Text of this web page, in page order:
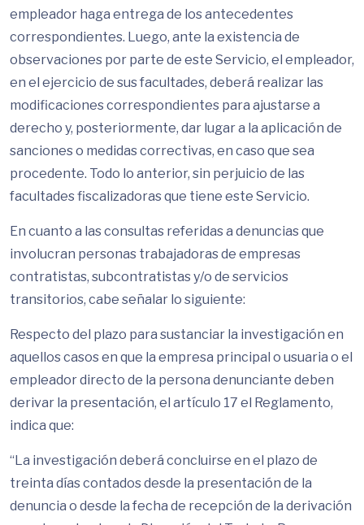
empleador haga entrega de los antecedentes
correspondientes. Luego, ante la existencia de
observaciones por parte de este Servicio, el empleador,
en el ejercicio de sus facultades, deberá realizar las
modificaciones correspondientes para ajustarse a
derecho y, posteriormente, dar lugar a la aplicación de
sanciones o medidas correctivas, en caso que sea
procedente. Todo lo anterior, sin perjuicio de las
facultades fiscalizadoras que tiene este Servicio.
En cuanto a las consultas referidas a denuncias que
involucran personas trabajadoras de empresas
contratistas, subcontratistas y/o de servicios
transitorios, cabe señalar lo siguiente:
Respecto del plazo para sustanciar la investigación en
aquellos casos en que la empresa principal o usuaria o el
empleador directo de la persona denunciante deben
derivar la presentación, el artículo 17 el Reglamento,
indica que:
“La investigación deberá concluirse en el plazo de
treinta días contados desde la presentación de la
denuncia o desde la fecha de recepción de la derivación